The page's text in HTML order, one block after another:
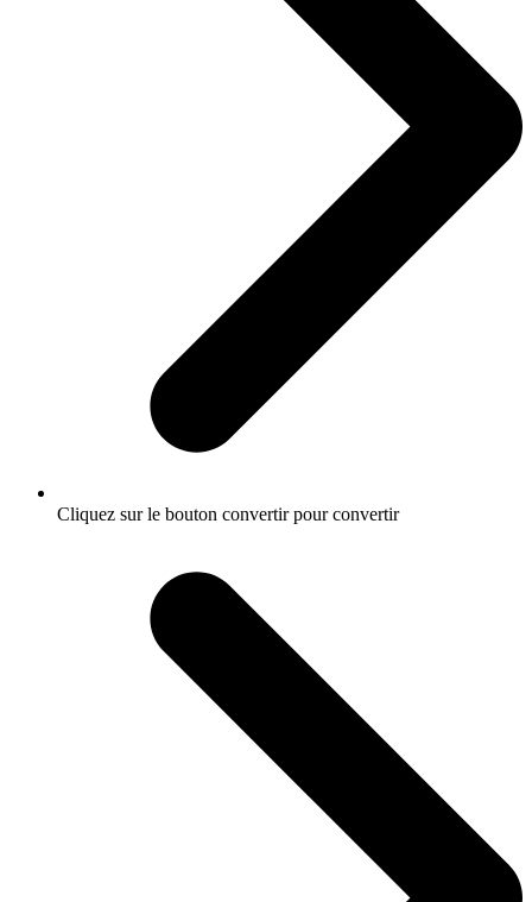
Cliquez sur le bouton convertir pour convertir